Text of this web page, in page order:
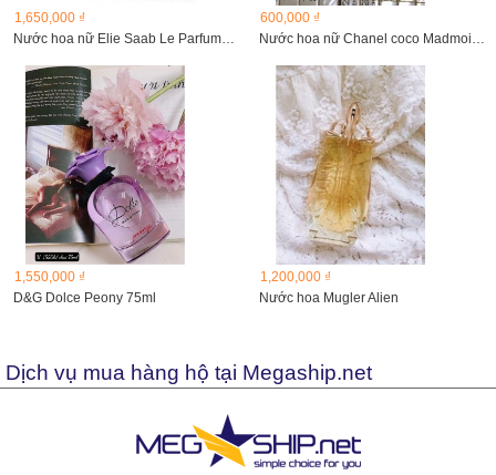
1,650,000 ₫
Nước hoa nữ Elie Saab Le Parfume EDP
600,000 ₫
Nước hoa nữ Chanel coco Madmoiselle 10ml đầu xịt
1,550,000 ₫
D&G Dolce Peony 75ml
1,200,000 ₫
Nước hoa Mugler Alien
Dịch vụ mua hàng hộ tại Megaship.net